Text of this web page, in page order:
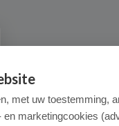
met uw toestemming,
marketingcookies